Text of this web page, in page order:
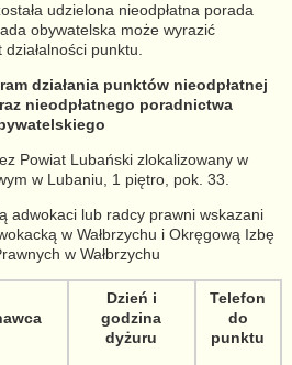
udzielona nieodpłatna porada
obywatelska może wyrazić
punktu.
działania punktów nieodpłatnej
nieodpłatnego poradnictwa
Powiat Lubański zlokalizowany w
w Lubaniu, 1 piętro, pok. 33.
adwokaci lub radcy prawni wskazani
w Wałbrzychu i Okręgową Izbę
w Wałbrzychu
Dzień i
godzina
dyżuru
Telefon
do
punktu